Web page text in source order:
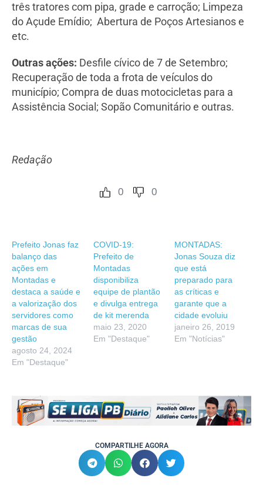
três tratores com pipa, grade e carroção; Limpeza
do Açude Emídio; Abertura de Poços Artesianos e
etc.
Outras ações: Desfile cívico de 7 de Setembro;
Recuperação de toda a frota de veículos do
município; Compra de duas motocicletas para a
Assistência Social; Sopão Comunitário e outras.
Redação
0 0
Prefeito Jonas faz
balanço das
ações em
Montadas e
destaca a saúde e
a valorização dos
servidores como
marcas de sua
gestão
agosto 24, 2024
Em "Destaque"
COVID-19:
Prefeito de
Montadas
disponibiliza
equipe de plantão
e divulga entrega
de kit merenda
maio 23, 2020
Em "Destaque"
MONTADAS:
Jonas Souza diz
que está
preparado para
as críticas e
garante que a
cidade evoluiu
janeiro 26, 2019
Em "Notícias"
COMPARTILHE AGORA